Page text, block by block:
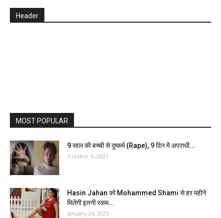
Header
MOST POPULAR
9 साल की बच्ची से दुष्कर्म (Rape), 9 दिन में अपराधी...
October 6, 2021
Hasin Jahan को Mohammed Shami से हर महीने
मिलेगी इतनी रकम…
January 24, 2023